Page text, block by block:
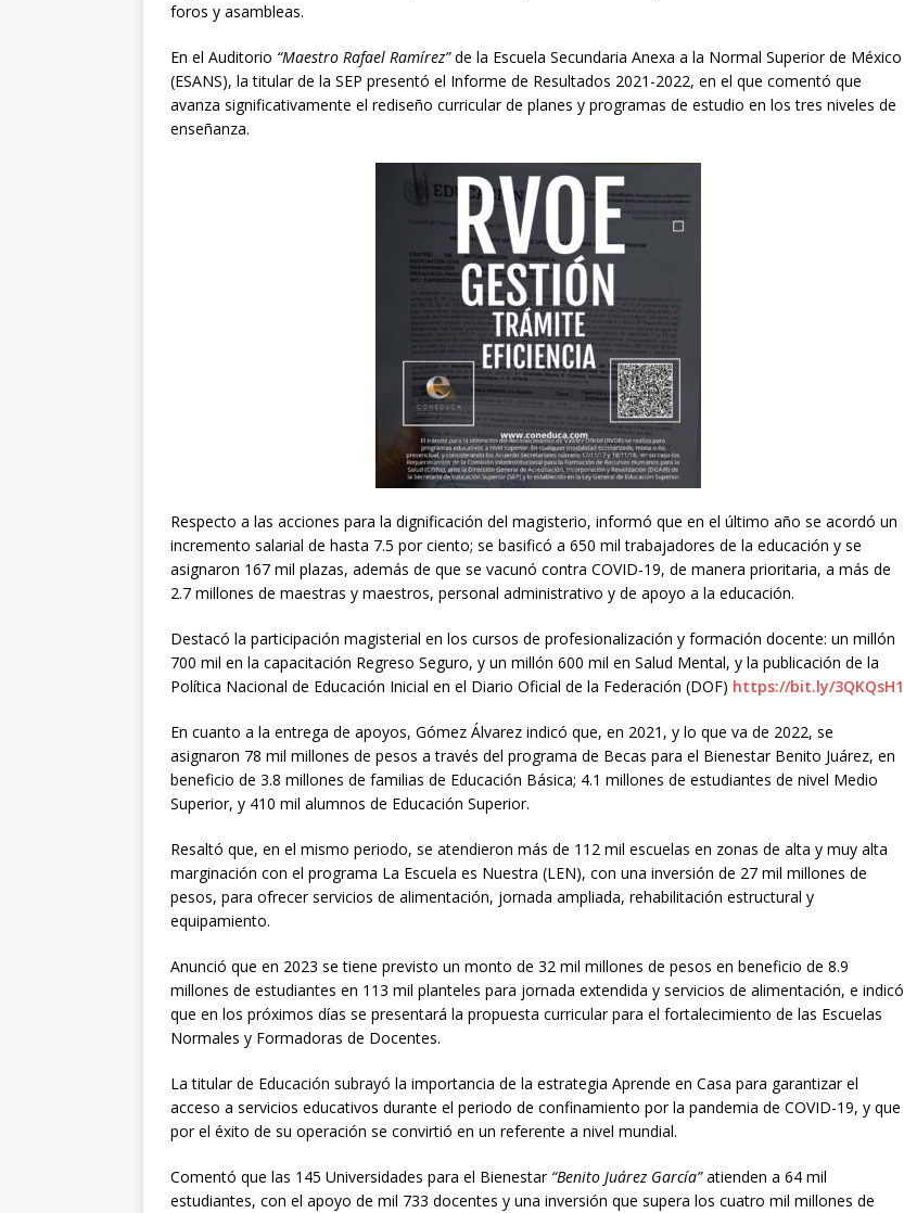
foros y asambleas.
En el Auditorio “Maestro Rafael Ramírez”de la Escuela Secundaria Anexa a la Normal Superior de México
(ESANS), la titular de la SEP presentó el Informe de Resultados 2021-2022, en el que comentó que
avanza significativamente el rediseño curricular de planes y programas de estudio en los tres niveles de
enseñanza.
Respecto a las acciones para la dignificación del magisterio, informó que en el último año se acordó un
incremento salarial de hasta 7.5 por ciento; se basificó a 650 mil trabajadores de la educación y se
asignaron 167 mil plazas, además de que se vacunó contra COVID-19, de manera prioritaria, a más de
2.7 millones de maestras y maestros, personal administrativo y de apoyo a la educación.
Destacó la participación magisterial en los cursos de profesionalización y formación docente: un millón
700 mil en la capacitación Regreso Seguro, y un millón 600 mil en Salud Mental, y la publicación de la
Política Nacional de Educación Inicial en el Diario Oficial de la Federación (DOF) https://bit.ly/3QKQsH1
En cuanto a la entrega de apoyos, Gómez Álvarez indicó que, en 2021, y lo que va de 2022, se
asignaron 78 mil millones de pesos a través del programa de Becas para el Bienestar Benito Juárez, en
beneficio de 3.8 millones de familias de Educación Básica; 4.1 millones de estudiantes de nivel Medio
Superior, y 410 mil alumnos de Educación Superior.
Resaltó que, en el mismo periodo, se atendieron más de 112 mil escuelas en zonas de alta y muy alta
marginación con el programa La Escuela es Nuestra (LEN), con una inversión de 27 mil millones de
pesos, para ofrecer servicios de alimentación, jornada ampliada, rehabilitación estructural y
equipamiento.
Anunció que en 2023 se tiene previsto un monto de 32 mil millones de pesos en beneficio de 8.9
millones de estudiantes en 113 mil planteles para jornada extendida y servicios de alimentación, e indicó
que en los próximos días se presentará la propuesta curricular para el fortalecimiento de las Escuelas
Normales y Formadoras de Docentes.
La titular de Educación subrayó la importancia de la estrategia Aprende en Casa para garantizar el
acceso a servicios educativos durante el periodo de confinamiento por la pandemia de COVID-19, y que
por el éxito de su operación se convirtió en un referente a nivel mundial.
Comentó que las 145 Universidades para el Bienestar “Benito Juárez García”atienden a 64 mil
estudiantes, con el apoyo de mil 733 docentes y una inversión que supera los cuatro mil millones de